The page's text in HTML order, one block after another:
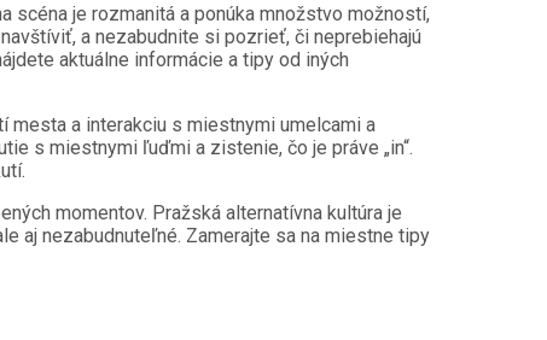
scéna je rozmanitá a ponúka množstvo možností,
a nezabudnite si pozrieť, či neprebiehajú
aktuálne informácie a tipy od iných
mesta a interakciu s miestnymi umelcami a
s miestnymi ľuďmi a zistenie, čo je práve „in“.
momentov. Pražská alternatívna kultúra je
aj nezabudnuteľné. Zamerajte sa na miestne tipy